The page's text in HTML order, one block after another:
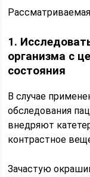
1.
организма с
состояния
В случае
обследования
внедряют
контрастное
Зачастую